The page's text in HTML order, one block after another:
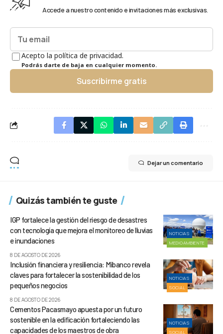
Accede a nuestro contenido e invitaciones más exclusivas.
Acepto la política de privacidad.
Podrás darte de baja en cualquier momento.
Suscribirme gratis
Dejar un comentario
Quizás también te guste
NOTICIAS
MEDIOAMBIENTE
IGP fortalece la gestión del riesgo de desastres
con tecnología que mejora el monitoreo de lluvias
e inundaciones
8 DE AGOSTO DE 2026
NOTICIAS
SOCIAL
Inclusión financiera y resiliencia: Mibanco revela
claves para fortalecer la sostenibilidad de los
pequeños negocios
8 DE AGOSTO DE 2026
NOTICIAS
SOCIAL
Cementos Pacasmayo apuesta por un futuro
sostenible en la edificación fortaleciendo las
capacidades de los maestros de obra